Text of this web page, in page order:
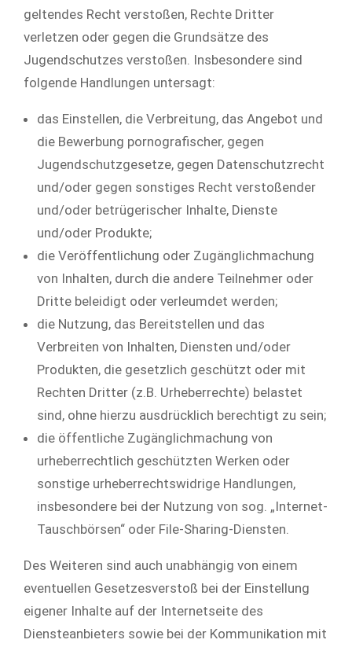
geltendes Recht verstoßen, Rechte Dritter
verletzen oder gegen die Grundsätze des
Jugendschutzes verstoßen. Insbesondere sind
folgende Handlungen untersagt:
das Einstellen, die Verbreitung, das Angebot und
die Bewerbung pornografischer, gegen
Jugendschutzgesetze, gegen Datenschutzrecht
und/oder gegen sonstiges Recht verstoßender
und/oder betrügerischer Inhalte, Dienste
und/oder Produkte;
die Veröffentlichung oder Zugänglichmachung
von Inhalten, durch die andere Teilnehmer oder
Dritte beleidigt oder verleumdet werden;
die Nutzung, das Bereitstellen und das
Verbreiten von Inhalten, Diensten und/oder
Produkten, die gesetzlich geschützt oder mit
Rechten Dritter (z.B. Urheberrechte) belastet
sind, ohne hierzu ausdrücklich berechtigt zu sein;
die öffentliche Zugänglichmachung von
urheberrechtlich geschützten Werken oder
sonstige urheberrechtswidrige Handlungen,
insbesondere bei der Nutzung von sog. „Internet-
Tauschbörsen“ oder File-Sharing-Diensten.
Des Weiteren sind auch unabhängig von einem
eventuellen Gesetzesverstoß bei der Einstellung
eigener Inhalte auf der Internetseite des
Diensteanbieters sowie bei der Kommunikation mit